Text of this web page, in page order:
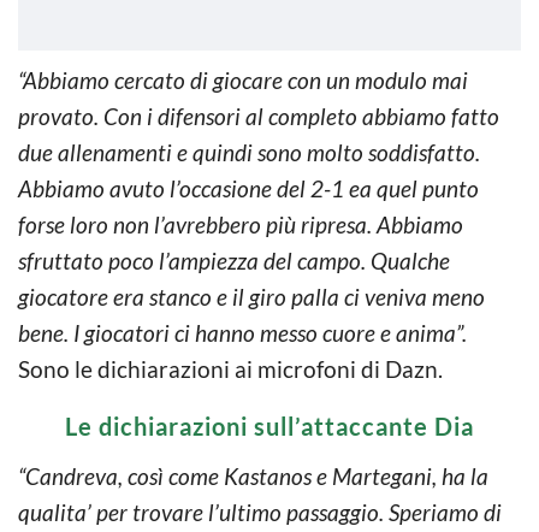
“Abbiamo cercato di giocare con un modulo mai
provato. Con i difensori al completo abbiamo fatto
due allenamenti e quindi sono molto soddisfatto.
Abbiamo avuto l’occasione del 2-1 ea quel punto
forse loro non l’avrebbero più ripresa. Abbiamo
sfruttato poco l’ampiezza del campo. Qualche
giocatore era stanco e il giro palla ci veniva meno
bene. I giocatori ci hanno messo cuore e anima”.
Sono le dichiarazioni ai microfoni di Dazn.
Le dichiarazioni sull’attaccante Dia
“Candreva, così come Kastanos e Martegani, ha la
qualita’ per trovare l’ultimo passaggio. Speriamo di